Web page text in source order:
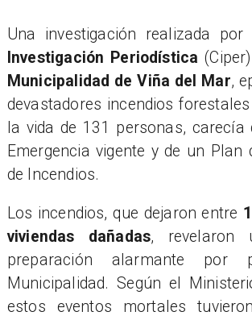
​Una investigación realizada por
Investigación Periodística
Municipalidad de Viña del Mar,
devastadores incendios
la vida de 131 personas, carecía
Emergencia vigente y de un Plan
de Incendios.
​Los incendios, que dejaron entre
viviendas dañadas, revelaron
preparación alarmante
Municipalidad. Según el
estos eventos mortales